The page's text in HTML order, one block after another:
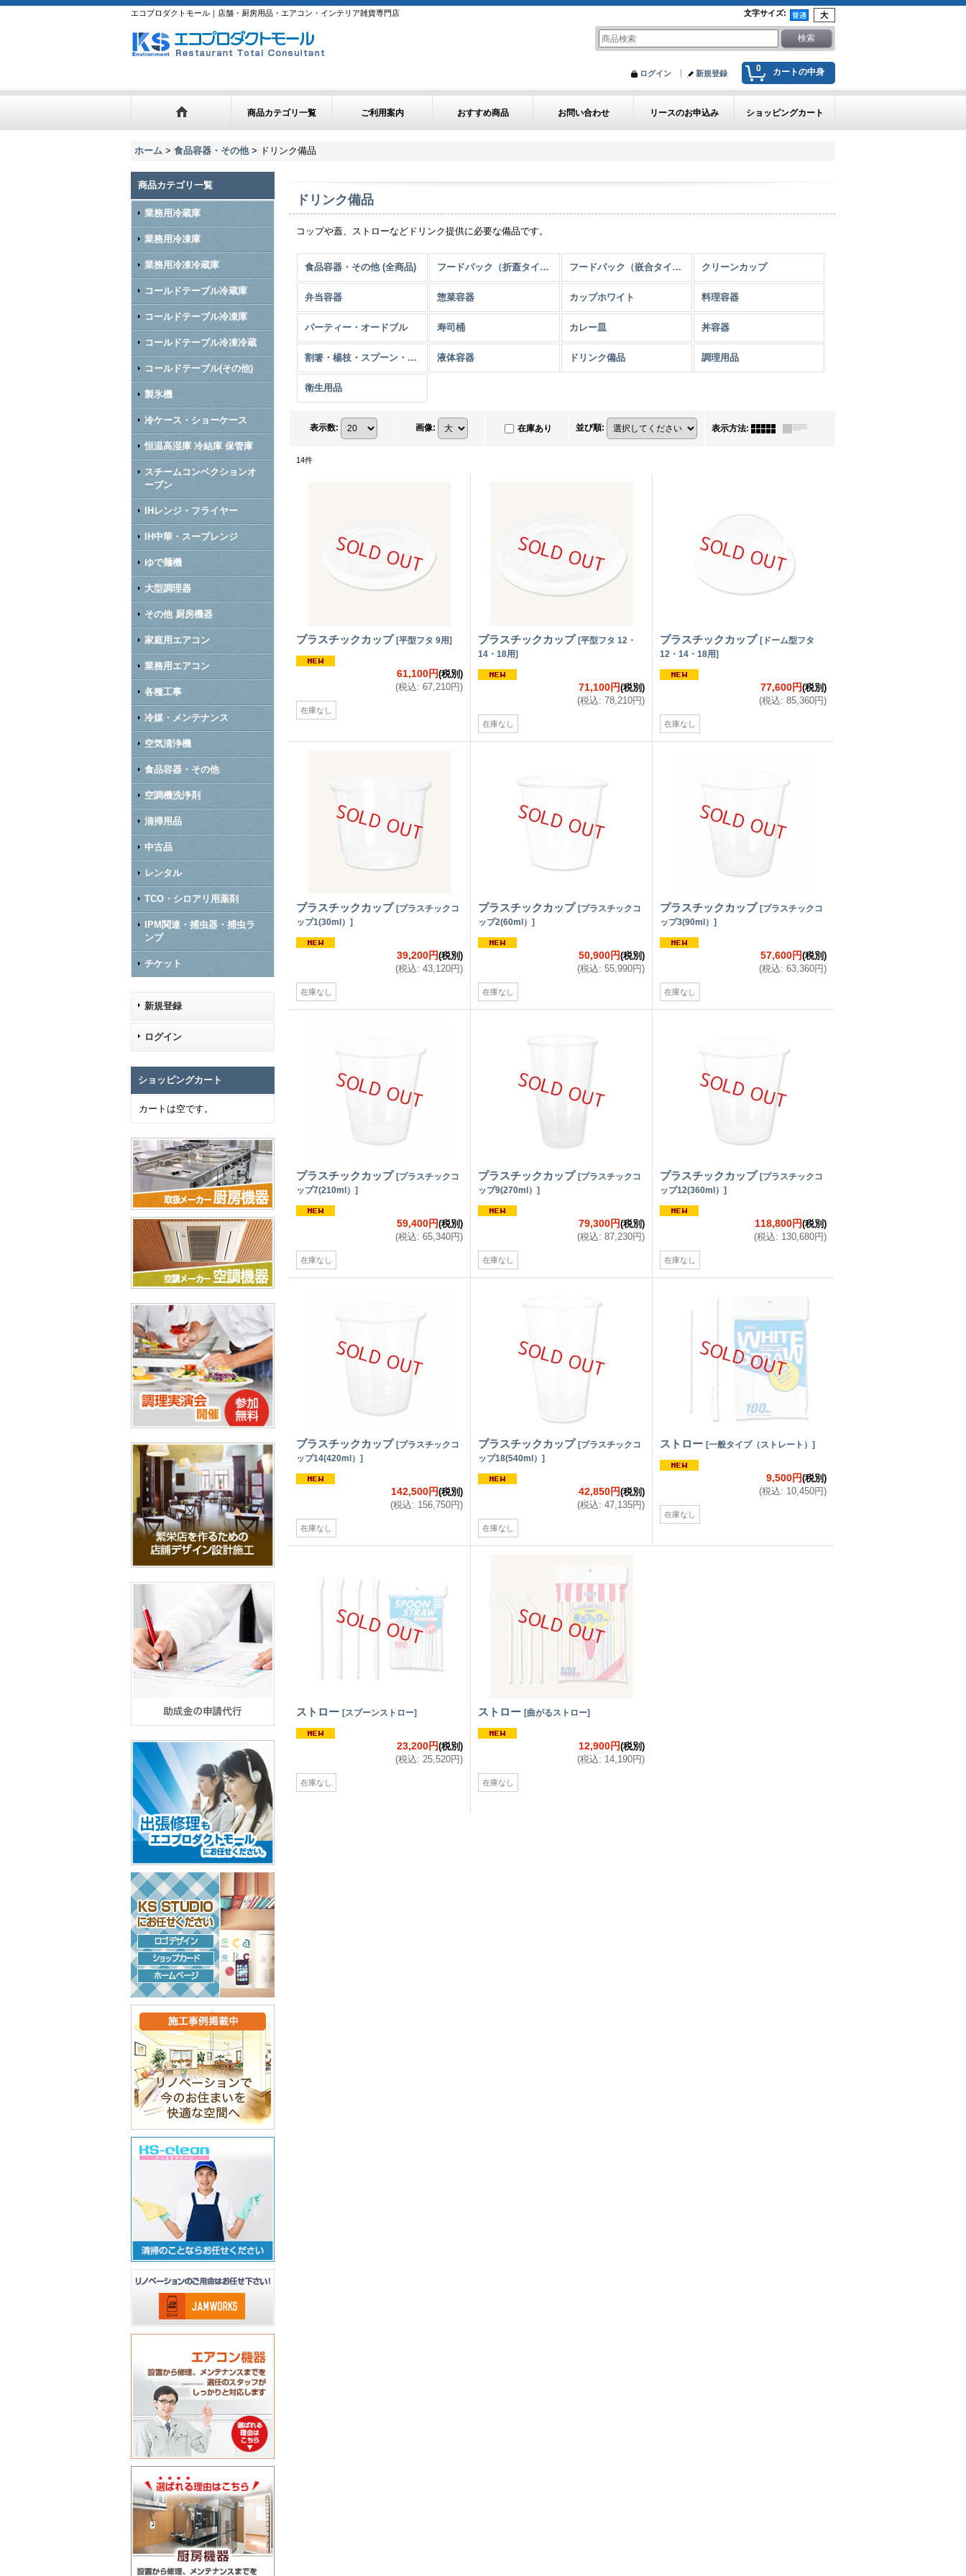
エコプロダクトモール｜店舗・厨房用品・エアコン・インテリア雑貨専門店 文字サイズ:
0 カートの中身
ログイン 新規登録
商品カテゴリ一覧 ご利用案内 おすすめ商品 お問い合わせ リースのお申込み ショッピングカート
ホーム > 食品容器・その他 > ドリンク備品
商品カテゴリ一覧
業務用冷蔵庫
業務用冷凍庫
業務用冷凍冷蔵庫
コールドテーブル冷蔵庫
コールドテーブル冷凍庫
コールドテーブル冷凍冷蔵
コールドテーブル(その他)
製氷機
冷ケース・ショーケース
恒温高湿庫 冷結庫 保管庫
スチームコンベクションオ
ーブン
IHレンジ・フライヤー
IH中華・スープレンジ
ゆで麺機
大型調理器
その他 厨房機器
家庭用エアコン
業務用エアコン
各種工事
冷媒・メンテナンス
空気清浄機
食品容器・その他
空調機洗浄剤
清掃用品
中古品
レンタル
TCO・シロアリ用薬剤
IPM関連・捕虫器・捕虫ラ
ンプ
チケット
新規登録
ログイン
ショッピングカート
カートは空です。
ドリンク備品
コップや蓋、ストローなどドリンク提供に必要な備品です。
食品容器・その他 (全商品) フードパック（折蓋タイプ） フードパック（嵌合タイプ） クリーンカップ
弁当容器 惣菜容器 カップホワイト 料理容器
パーティー・オードブル 寿司桶 カレー皿 丼容器
割箸・楊枝・スプーン・フォーク 液体容器 ドリンク備品 調理用品
衛生用品
表示数: 画像: 在庫あり 並び順: 表示方法:
14件
プラスチックカップ [平型フタ 9用]
61,100円(税別)
(税込: 67,210円)
在庫なし
プラスチックカップ [平型フタ 12・
14・18用]
71,100円(税別)
(税込: 78,210円)
在庫なし
プラスチックカップ [ ドーム型フタ
12・14・18用]
77,600円(税別)
(税込: 85,360円)
在庫なし
プラスチックカップ [プラスチックコ
ップ1(30ml） ]
39,200円(税別)
(税込: 43,120円)
在庫なし
プラスチックカップ [プラスチックコ
ップ2(60ml） ]
50,900円(税別)
(税込: 55,990円)
在庫なし
プラスチックカップ [プラスチックコ
ップ3(90ml） ]
57,600円(税別)
(税込: 63,360円)
在庫なし
プラスチックカップ [プラスチックコ
ップ7(210ml） ]
59,400円(税別)
(税込: 65,340円)
在庫なし
プラスチックカップ [プラスチックコ
ップ9(270ml） ]
79,300円(税別)
(税込: 87,230円)
在庫なし
プラスチックカップ [プラスチックコ
ップ12(360ml） ]
118,800円(税別)
(税込: 130,680円)
在庫なし
プラスチックカップ [プラスチックコ
ップ14(420ml） ]
142,500円(税別)
(税込: 156,750円)
在庫なし
プラスチックカップ [プラスチックコ
ップ18(540ml） ]
42,850円(税別)
(税込: 47,135円)
在庫なし
ストロー [一般タイプ（ストレート） ]
9,500円(税別)
(税込: 10,450円)
在庫なし
ストロー [スプーンストロー]
23,200円(税別)
(税込: 25,520円)
在庫なし
ストロー [曲がるストロー]
12,900円(税別)
(税込: 14,190円)
在庫なし